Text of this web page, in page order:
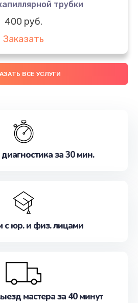
трубки
400 руб.
Заказать
ВСЕ УСЛУГИ
за 30 мин.
с юр. и физ. лицами
мастера за 40 минут